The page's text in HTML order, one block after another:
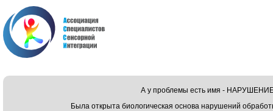
А у проблемы есть имя -
Была открыта биологическая основа нарушений